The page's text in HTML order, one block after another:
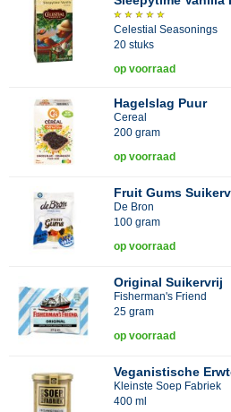
Celestial Seasonings
20 stuks
op voorraad
Hagelslag Puur
Cereal
200 gram
op voorraad
Fruit Gums
De Bron
100 gram
op voorraad
Original Suikervrij
Fisherman's Friend
25 gram
op voorraad
Veganistische
Kleinste Soep Fabriek
400 ml